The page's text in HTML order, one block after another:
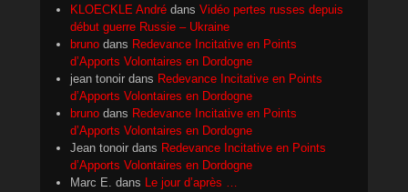
KLOECKLE André dans Vidéo pertes russes depuis
début guerre Russie – Ukraine
bruno dans Redevance Incitative en Points
d’Apports Volontaires en Dordogne
jean tonoir dans Redevance Incitative en Points
d’Apports Volontaires en Dordogne
bruno dans Redevance Incitative en Points
d’Apports Volontaires en Dordogne
Jean tonoir dans Redevance Incitative en Points
d’Apports Volontaires en Dordogne
Marc E. dans Le jour d’après …